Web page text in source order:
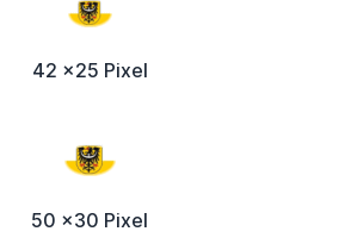
42 x25 Pixel
50 x30 Pixel